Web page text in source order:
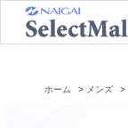
ホーム メンズ